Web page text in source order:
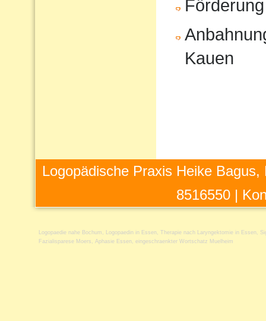
Kauen
Logopädische Praxis Heike
8516550 |
Logopaedie nahe Bochum Logopaedin in Essen Therapie nach Laryngektomie in Essen
Fazialisparese Moers
Aphasie Essen eingeschraenkter Wortschatz Muelheim